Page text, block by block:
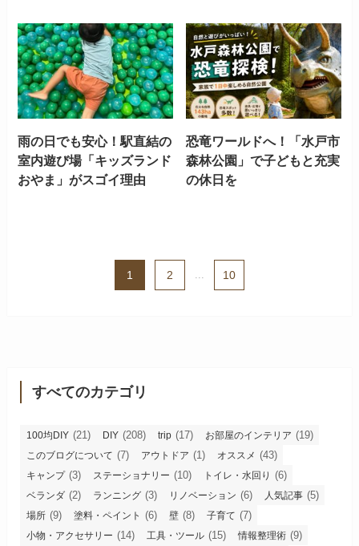
雨の日でも安心！駅直結の
室内遊び場「キッズランド
おやま」がスゴイ理由
恐竜ワールドへ！「水戸市
森林公園」で子どもと充実
の休日を
1 2 ... 10
すべてのカテゴリ
100均DIY (21) DIY (208) trip (17) お部屋のインテリア (19)
このブログについて (7) アウトドア (1) オススメ (43)
キャンプ(3) ステーショナリー (10) トイレ・水回り (6)
ベランダ (2) ランニング (3) リノベーション (6) 人気記事 (5)
場所 (9) 塗料・ペイント (6) 壁 (8) 子育て (7)
小物・アクセサリー (14) 工具・ツール (15) 情報整理術 (9)